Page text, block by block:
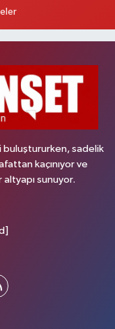
buluştururken, sadelik
kaçınıyor ve
sunuyor.